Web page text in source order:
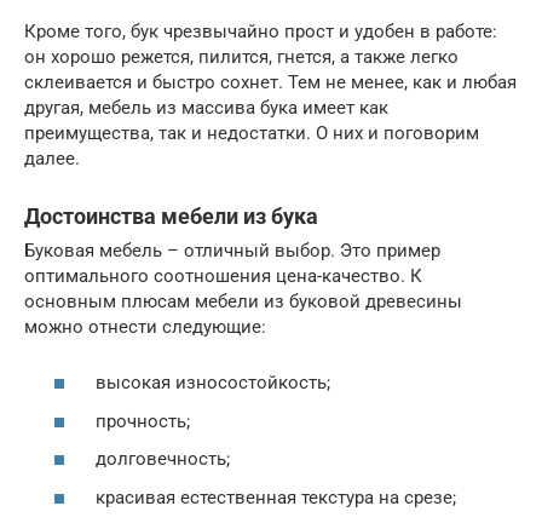
Кроме того, бук чрезвычайно прост и удобен в работе:
он хорошо режется, пилится, гнется, а также легко
склеивается и быстро сохнет. Тем не менее, как и любая
другая, мебель из массива бука имеет как
преимущества, так и недостатки. О них и поговорим
далее.
Достоинства мебели из бука
Буковая мебель – отличный выбор. Это пример
оптимального соотношения цена-качество. К
основным плюсам мебели из буковой древесины
можно отнести следующие:
высокая износостойкость;
прочность;
долговечность;
красивая естественная текстура на срезе;